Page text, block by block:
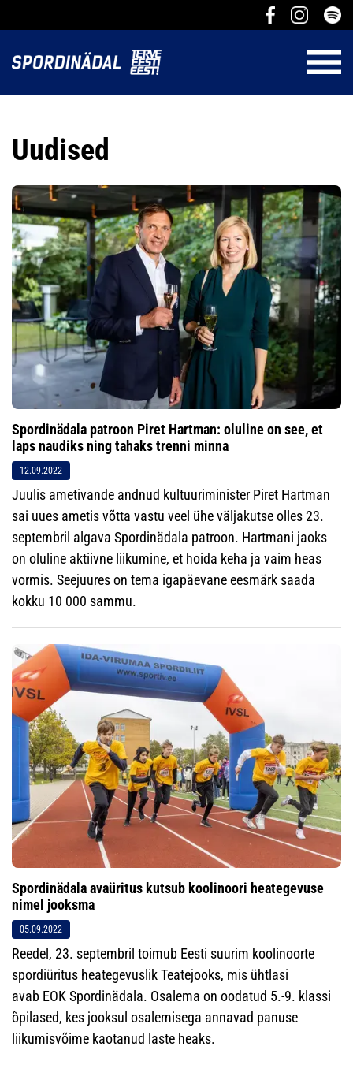
Uudised
Spordinädala patroon Piret Hartman: oluline on see, et
laps naudiks ning tahaks trenni minna
12.09.2022
Juulis ametivande andnud kultuuriminister Piret Hartman
sai uues ametis võtta vastu veel ühe väljakutse olles 23.
septembril algava Spordinädala patroon. Hartmani jaoks
on oluline aktiivne liikumine, et hoida keha ja vaim heas
vormis. Seejuures on tema igapäevane eesmärk saada
kokku 10 000 sammu.
Spordinädala avaüritus kutsub koolinoori heategevuse
nimel jooksma
05.09.2022
Reedel, 23. septembril toimub Eesti suurim koolinoorte
spordiüritus heategevuslik Teatejooks, mis ühtlasi
avab EOK Spordinädala. Osalema on oodatud 5.-9. klassi
õpilased, kes jooksul osalemisega annavad panuse
liikumisvõime kaotanud laste heaks.